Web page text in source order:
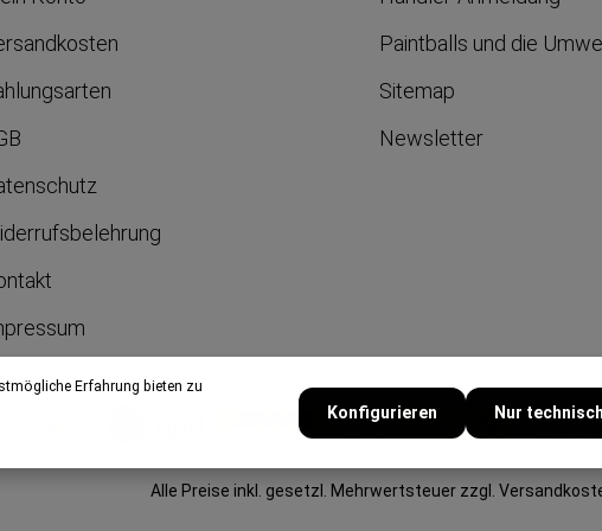
Paintballs und die
Sitemap
Newsletter
Alle Preise inkl. gesetzl. Mehrwertsteuer zzgl.
Erfahrung bieten zu
Nur
Konfigurieren